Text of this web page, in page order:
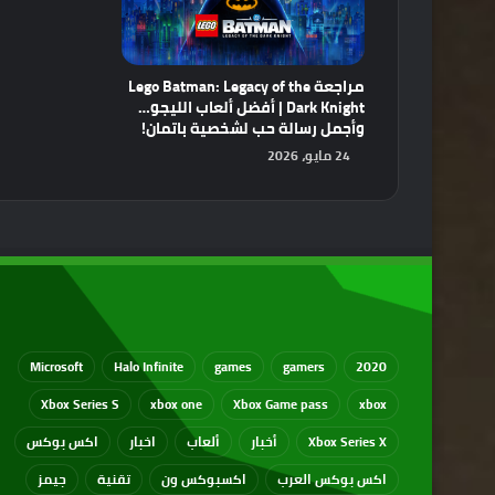
مراجعة Lego Batman: Legacy of the
Dark Knight | أفضل ألعاب الليجو…
وأجمل رسالة حب لشخصية باتمان!
24 مايو، 2026
2020
gamers
games
Halo Infinite
Microsoft
xbox
Xbox Game pass
xbox one
Xbox Series S
Xbox Series X
أخبار ألعاب اخبار
اكس بوكس
اكس بوكس العرب
اكسبوكس ون تقنية جيمز